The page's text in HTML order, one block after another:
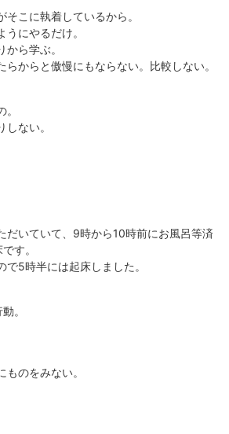
こに執着しているから。
にやるだけ。
ら学ぶ。
からと傲慢にもならない。比較しない。
ない。
だいていて、9時から10時前にお風呂等済
す。
で5時半には起床しました。
。
のをみない。